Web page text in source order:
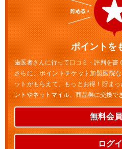
ポイントを
歯医者さんに行って口コミ・評判を書
さらに、ポイントチケット加盟医院
ットがもらえて、もっとお得！貯ま
ントやネットマイル、商品券に交換で
無料会
ログ